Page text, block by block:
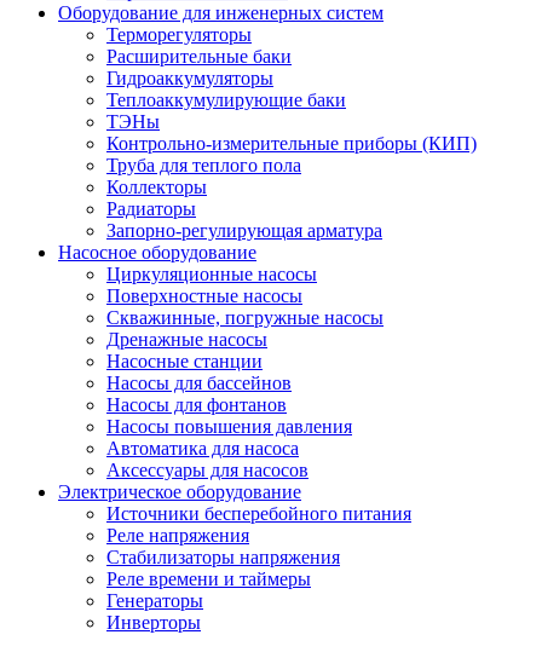
Оборудование для инженерных систем
Терморегуляторы
Расширительные баки
Гидроаккумуляторы
Теплоаккумулирующие баки
ТЭНы
Контрольно-измерительные приборы (КИП)
Труба для теплого пола
Коллекторы
Радиаторы
Запорно-регулирующая арматура
Насосное оборудование
Циркуляционные насосы
Поверхностные насосы
Скважинные, погружные насосы
Дренажные насосы
Насосные станции
Насосы для бассейнов
Насосы для фонтанов
Насосы повышения давления
Автоматика для насоса
Аксессуары для насосов
Электрическое оборудование
Источники бесперебойного питания
Реле напряжения
Стабилизаторы напряжения
Реле времени и таймеры
Генераторы
Инверторы